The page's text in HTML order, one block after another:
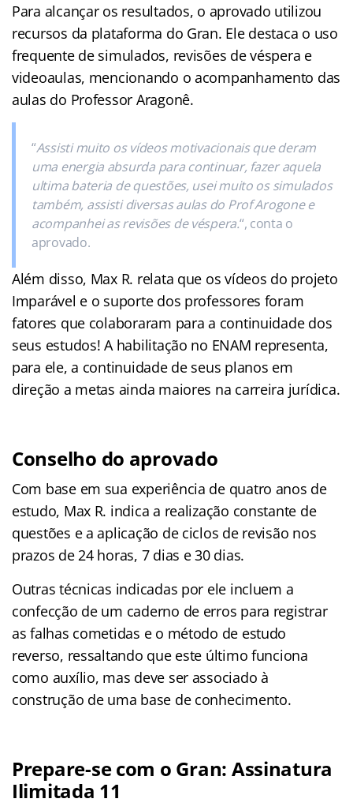
Para alcançar os resultados, o aprovado utilizou
recursos da plataforma do Gran. Ele destaca o uso
frequente de simulados, revisões de véspera e
videoaulas, mencionando o acompanhamento das
aulas do Professor Aragonê.
“Assisti muito os vídeos motivacionais que deram
uma energia absurda para continuar, fazer aquela
ultima bateria de questões, usei muito os simulados
também, assisti diversas aulas do Prof Arogone e
acompanhei as revisões de véspera.“, conta o
aprovado.
Além disso, Max R. relata que os vídeos do projeto
Imparável e o suporte dos professores foram
fatores que colaboraram para a continuidade dos
seus estudos! A habilitação no ENAM representa,
para ele, a continuidade de seus planos em
direção a metas ainda maiores na carreira jurídica.
Conselho do aprovado
Com base em sua experiência de quatro anos de
estudo, Max R. indica a realização constante de
questões e a aplicação de ciclos de revisão nos
prazos de 24 horas, 7 dias e 30 dias.
Outras técnicas indicadas por ele incluem a
confecção de um caderno de erros para registrar
as falhas cometidas e o método de estudo
reverso, ressaltando que este último funciona
como auxílio, mas deve ser associado à
construção de uma base de conhecimento.
Prepare-se com o Gran: Assinatura
Ilimitada 11